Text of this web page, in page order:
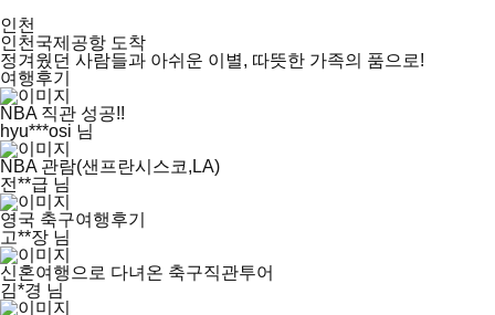
인천
인천국제공항 도착
정겨웠던 사람들과 아쉬운 이별, 따뜻한 가족의 품으로!
여행후기
NBA 직관 성공!!
hyu***osi 님
NBA 관람(샌프란시스코,LA)
전**급 님
영국 축구여행후기
고**장 님
신혼여행으로 다녀온 축구직관투어
김*경 님